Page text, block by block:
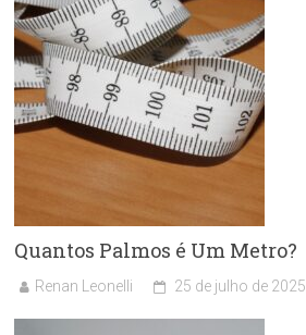
Quantos Palmos é Um Metro?
Renan Leonelli 25 de julho de 2025